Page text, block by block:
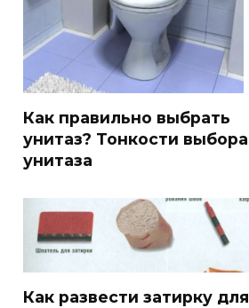
Как правильно выбрать
унитаз? Тонкости выбора
унитаза
Как развести затирку для